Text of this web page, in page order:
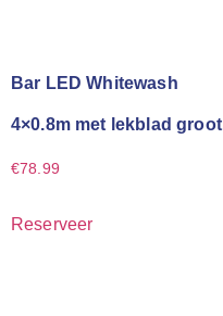
Bar LED Whitewash
4×0.8m met lekblad groot
€78.99
Reserveer